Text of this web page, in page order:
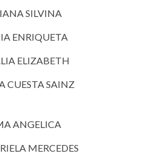
SILVINA
ENRIQUETA
ELIZABETH
CUESTA SAINZ
ANGELICA
MERCEDES